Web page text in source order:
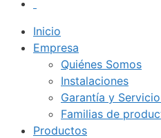
Inicio
Empresa
Quiénes Somos
Instalaciones
Garantía y
Familias de
Productos